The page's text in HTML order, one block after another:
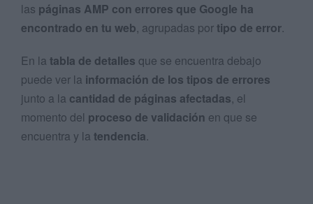
las páginas AMP con errores que Google ha
encontrado en tu web, agrupadas portipo de error.
En la tabla de detalles que se encuentra debajo
puede ver la información de los tipos de errores
junto a la cantidad de páginas afectadas, el
momento del proceso de validación en que se
encuentra y la tendencia.